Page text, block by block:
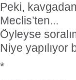
Peki,
Meclis’ten...
Öyleyse
Niye yapılıyor
*